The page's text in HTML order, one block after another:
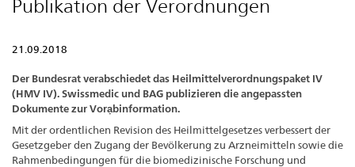
Publikation der Verordnungen
21.09.2018
Der Bundesrat verabschiedet das Heilmittelverordnungspaket IV
(HMV IV). Swissmedic und BAG publizieren die angepassten
Dokumente zur Vorạbinformation.
Mit der ordentlichen Revision des Heilmittelgesetzes verbessert der
Gesetzgeber den Zugang der Bevölkerung zu Arzneimitteln sowie die
Rahmenbedingungen für die biomedizinische Forschung und